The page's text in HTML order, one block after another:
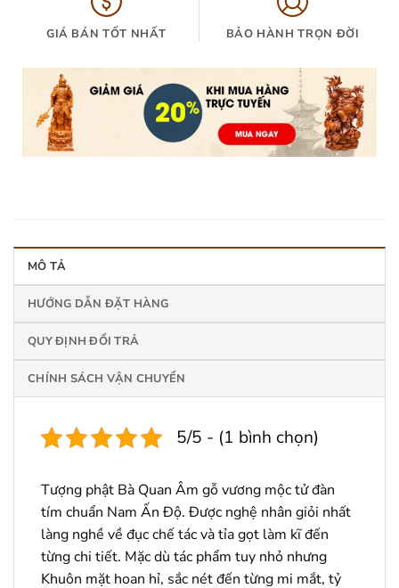
GIÁ BÁN TỐT NHẤT BẢO HÀNH TRỌN ĐỜI
MÔ TẢ
HƯỚNG DẪN ĐẶT HÀNG
QUY ĐỊNH ĐỔI TRẢ
CHÍNH SÁCH VẬN CHUYỂN
5/5 - (1 bình chọn)
Tượng phật Bà Quan Âm gỗ vương mộc tử đàn
tím chuẩn Nam Ấn Độ. Được nghệ nhân giỏi nhất
làng nghề về đục chế tác và tỉa gọt làm kĩ đến
từng chi tiết. Mặc dù tác phẩm tuy nhỏ nhưng
Khuôn mặt hoan hỉ, sắc nét đến từng mi mắt, tỷ